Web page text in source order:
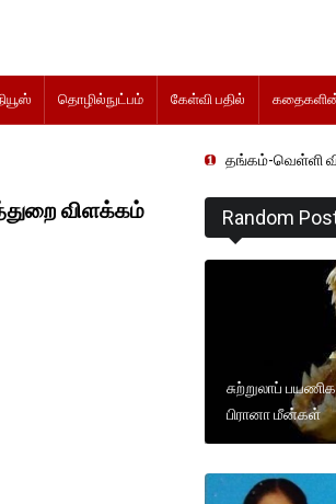
தொழில்நுட்பம் கேள்வி பதில்
தங்கம்-வெள்ளி விலை
விளக்கம் Random
சுற்றுலாப்
பிரானா மீன்கள்